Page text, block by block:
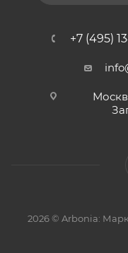
+7 (495)
2026 © Arbonia: